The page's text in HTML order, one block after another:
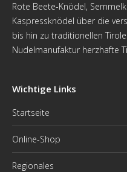
Rote Beete-Knödel,
Kaspressknödel über die
bis hin zu traditionellen
Nudelmanufaktur herzhafte
Wichtige Links
Startseite
Online-Shop
Regionales